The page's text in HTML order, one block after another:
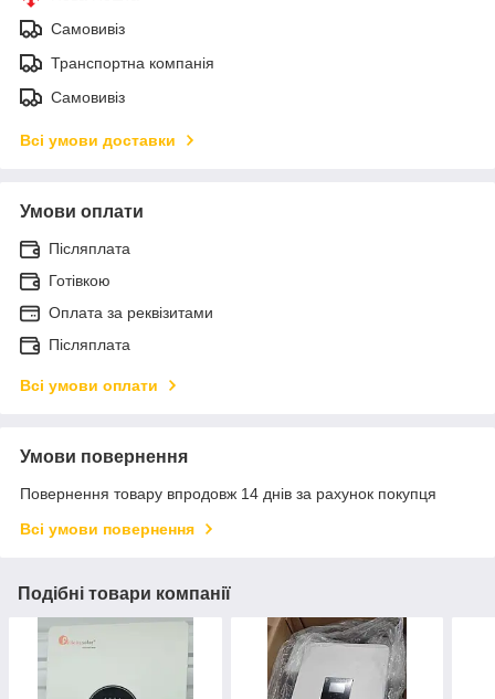
Самовивіз
Транспортна компанія
Самовивіз
Всі умови доставки
Умови оплати
Післяплата
Готівкою
Оплата за реквізитами
Післяплата
Всі умови оплати
Умови повернення
Повернення товару впродовж 14 днів за рахунок покупця
Всі умови повернення
Подібні товари компанії